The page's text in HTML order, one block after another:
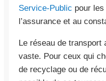
Service-Public pour
l’assurance et au
Le réseau de transport
vaste. Pour ceux qui
de recyclage ou de